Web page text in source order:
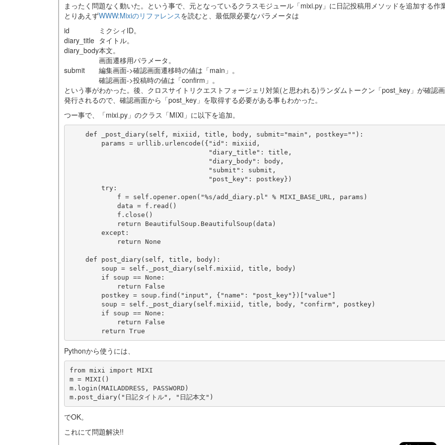
まったく問題なく動いた。という事で、元となっているクラスモジュール「mixi.py」に日記投稿用メソッドを追加する作
とりあえずWWW:Mixiのリファレンスを読むと、最低限必要なパラメータは
id
ミクシィID。
diary_title タイトル。
diary_body本文。
submit
画面遷移用パラメータ。
編集画面->確認画面遷移時の値は「main」。
確認画面->投稿時の値は「confirm」。
という事がわかった。後、クロスサイトリクエストフォージェリ対策(と思われる)ランダムトークン「post_key」が確認
発行されるので、確認画面から「post_key」を取得する必要がある事もわかった。
つー事で、「mixi.py」のクラス「MIXI」に以下を追加。
    def _post_diary(self, mixiid, title, body, submit="main", postkey=""):
        params = urllib.urlencode({"id": mixiid,
                                   "diary_title": title,
                                   "diary_body": body,
                                   "submit": submit,
                                   "post_key": postkey})
        try:
            f = self.opener.open("%s/add_diary.pl" % MIXI_BASE_URL, params)
            data = f.read()
            f.close()
            return BeautifulSoup.BeautifulSoup(data)
        except:
            return None
    def post_diary(self, title, body):
        soup = self._post_diary(self.mixiid, title, body)
        if soup == None:
            return False
        postkey = soup.find("input", {"name": "post_key"})["value"]
        soup = self._post_diary(self.mixiid, title, body, "confirm", postkey)
        if soup == None:
            return False
Pythonから使うには、
from mixi import MIXI
m = MIXI()
m.login(MAILADDRESS, PASSWORD)
でOK。
これにて問題解決!!